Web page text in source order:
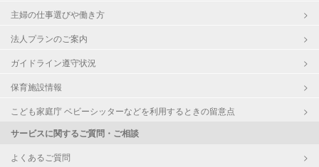
主婦の仕事選びや働き方
法人プランのご案内
ガイドライン遵守状況
保育施設情報
こども家庭庁 ベビーシッターなどを利用するときの留意点
サービスに関するご質問・ご相談
よくあるご質問